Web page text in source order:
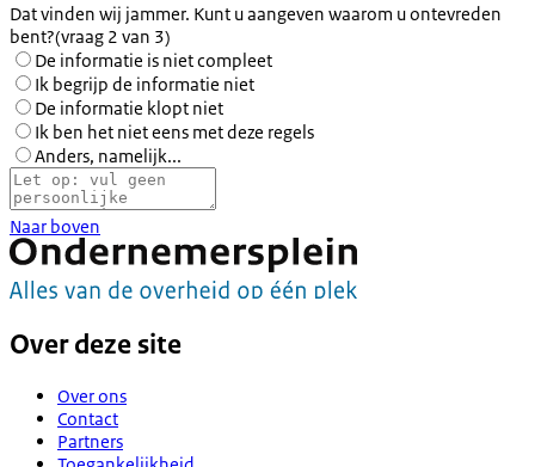
Dat vinden wij jammer. Kunt u aangeven waarom u ontevreden
bent?(vraag 2 van 3)
De informatie is niet compleet
Ik begrijp de informatie niet
De informatie klopt niet
Ik ben het niet eens met deze regels
Anders, namelijk...
Naar boven
Over deze site
Over ons
Contact
Partners